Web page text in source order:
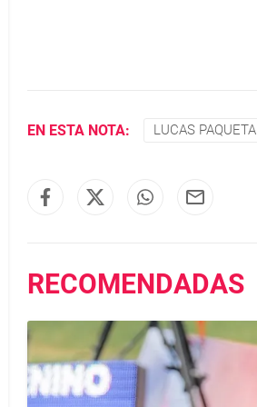
EN ESTA NOTA: LUCAS PAQUETA
RECOMENDADAS